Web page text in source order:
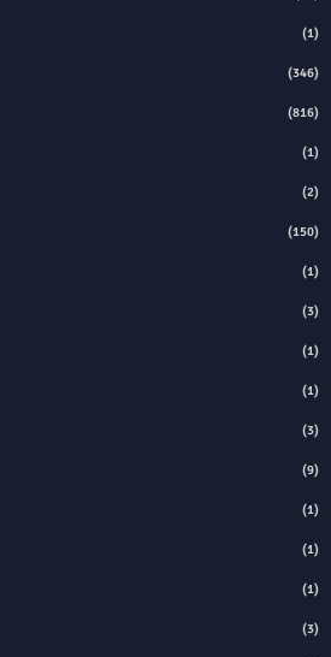
(1)
(346)
(816)
(1)
(2)
(150)
(1)
(3)
(1)
(1)
(3)
(9)
(1)
(1)
(1)
(3)